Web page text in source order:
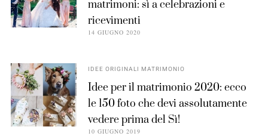
matrimoni: sì a celebrazioni e
ricevimenti
14 GIUGNO 2020
IDEE ORIGINALI MATRIMONIO
Idee per il matrimonio 2020: ecco
le 150 foto che devi assolutamente
vedere prima del Sì!
10 GIUGNO 2019